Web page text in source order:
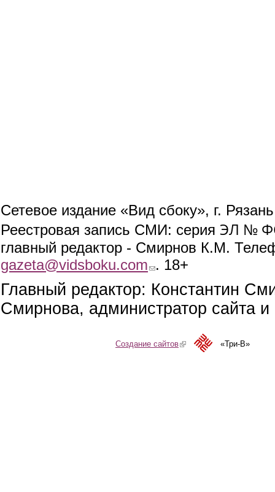
Сетевое издание «Вид сбоку», г.
Реестровая запись СМИ: серия ЭЛ №
главный редактор - Смирнов К.М.
gazeta@vidsboku.com (link sends e-mail)
. 18+
Главный редактор: Константин
Смирнова, администратор сайта
Создание сайтов(link is external)«Три-В»